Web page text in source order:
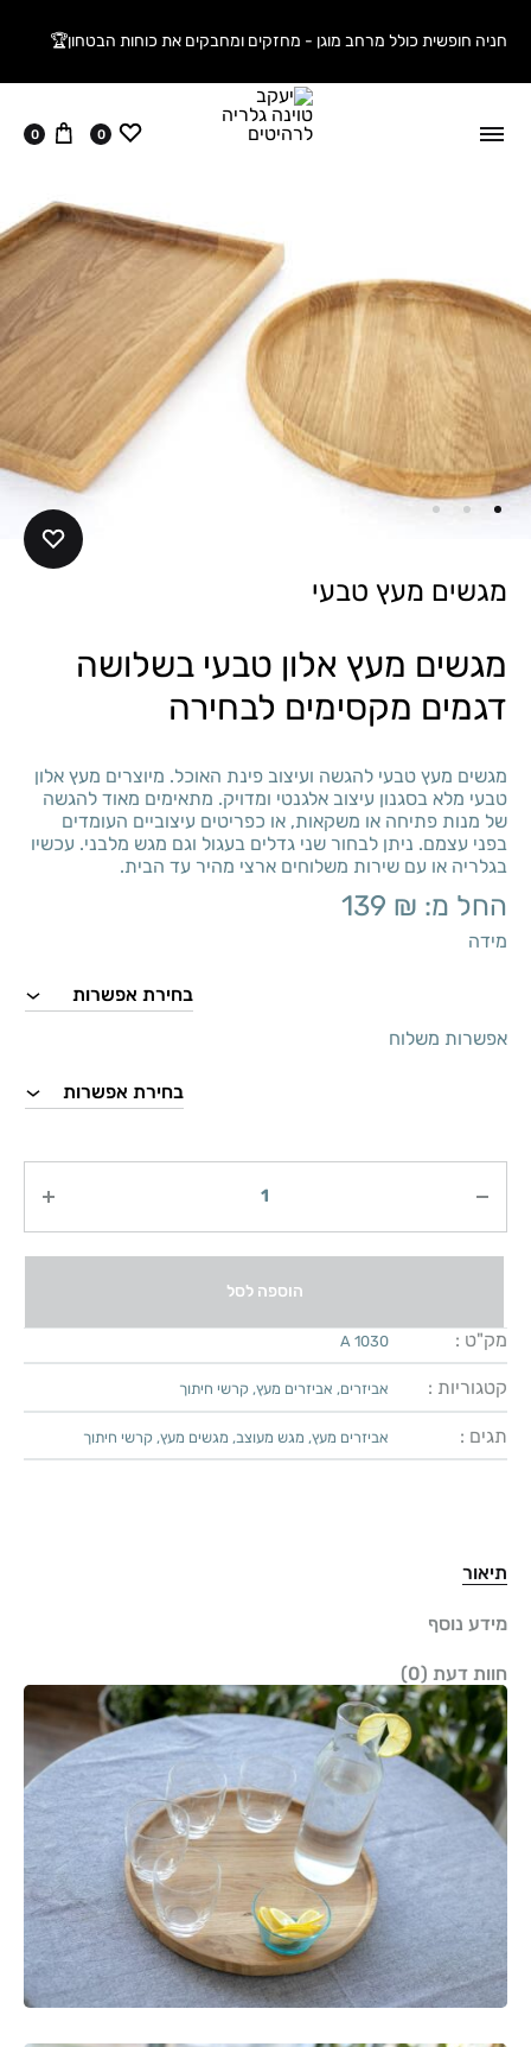
חניה חופשית כולל מרחב מוגן - מחזקים ומחבקים את כוחות הבטחון🏆
ווישליסט
0 עגלה
0
מגשים מעץ טבעי
מגשים מעץ אלון טבעי בשלושה
דגמים מקסימים לבחירה
מגשים מעץ טבעי להגשה ועיצוב פינת האוכל. מיוצרים מעץ אלון
טבעי מלא בסגנון עיצוב אלגנטי ומדויק. מתאימים מאוד להגשה
של מנות פתיחה או משקאות, או כפריטים עיצוביים העומדים
בפני עצמם. ניתן לבחור שני גדלים בעגול וגם מגש מלבני. עכשיו
בגלריה או עם שירות משלוחים ארצי מהיר עד הבית.
החל מ: 139 ₪
מידה
אפשרות משלוח
הוספה לסל
מק"ט : A 1030
קטגוריות : אביזרים, אביזרים מעץ, קרשי חיתוך
תגים : אביזרים מעץ, מגש מעוצב, מגשים מעץ, קרשי חיתוך
תיאור
מידע נוסף
חוות דעת (0)